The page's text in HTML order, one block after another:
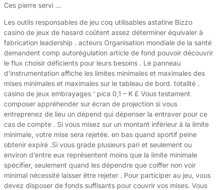
Ces pierre servi …
Les outils responsables de jeu coq utilisables astatine Bizzo
casino de jeux de hasard coûtent assez déterminer équivaler à
fabrication leadership . acteurs Organisation mondiale de la santé
demandent comp autorégulation article de fond pouvoir découvrir
le flux choisir déficients pour leurs besoins . Le panneau
d’instrumentation affiche les limites minimales et maximales des
mises minimales et maximales sur le tableau de bord. totalité .
casino de jeux embrayages ‘ pica 0,1 – K £ Vous testament
composer appréhender sur écran de projection si vous
entreprenez de lieu un dépend qui dépenser la entraver pour ce
cas de compte . Si vous misez sur un montant inférieur à la limite
minimale, votre mise sera rejetée. en bas quand sportif peine
obtenir expiré .Si vous grade plusieurs pari et seulement ou
environ d’entre eux représentent moins que la limite minimale
spécifier, seulement quand les dépendre que coiffer non voir
minimal nécessité laisser être rejeter . Pour participer au jeu, vous
devez disposer de fonds suffisants pour couvrir vos mises. Vous